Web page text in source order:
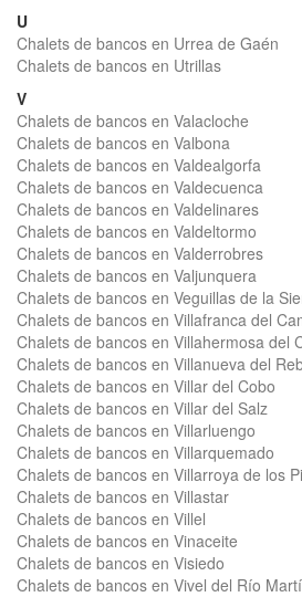
U
Chalets de bancos en Urrea de Gaén
Chalets de bancos en Utrillas
V
Chalets de bancos en Valacloche
Chalets de bancos en Valbona
Chalets de bancos en Valdealgorfa
Chalets de bancos en Valdecuenca
Chalets de bancos en Valdelinares
Chalets de bancos en Valdeltormo
Chalets de bancos en Valderrobres
Chalets de bancos en Valjunquera
Chalets de bancos en Veguillas de la
Chalets de bancos en Villafranca del
Chalets de bancos en Villahermosa del
Chalets de bancos en Villanueva del
Chalets de bancos en Villar del Cobo
Chalets de bancos en Villar del Salz
Chalets de bancos en Villarluengo
Chalets de bancos en Villarquemado
Chalets de bancos en Villarroya de los
Chalets de bancos en Villastar
Chalets de bancos en Villel
Chalets de bancos en Vinaceite
Chalets de bancos en Visiedo
Chalets de bancos en Vivel del Río